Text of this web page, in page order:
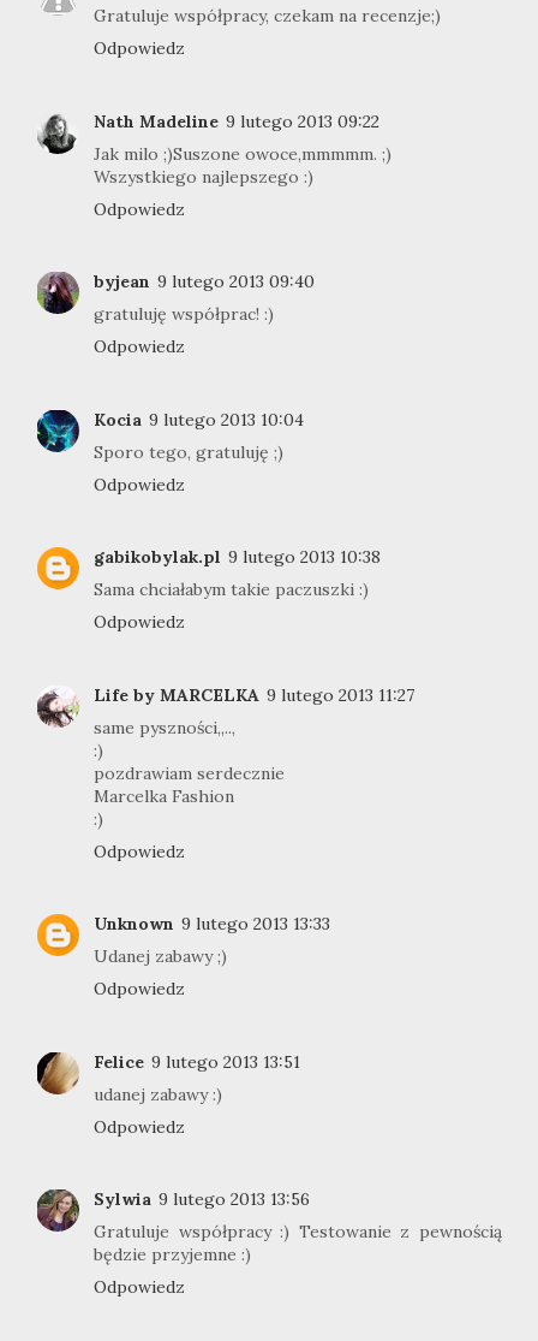
Gratuluje współpracy, czekam na recenzje;)
Odpowiedz
Nath Madeline 9 lutego 2013 09:22
Jak milo ;)Suszone owoce,mmmmm. ;)
Wszystkiego najlepszego :)
Odpowiedz
byjean 9 lutego 2013 09:40
gratuluję współprac! :)
Odpowiedz
Kocia 9 lutego 2013 10:04
Sporo tego, gratuluję ;)
Odpowiedz
gabikobylak.pl 9 lutego 2013 10:38
Sama chciałabym takie paczuszki :)
Odpowiedz
Life by MARCELKA 9 lutego 2013 11:27
same pyszności,,..,
:)
pozdrawiam serdecznie
Marcelka Fashion
:)
Odpowiedz
Unknown 9 lutego 2013 13:33
Udanej zabawy ;)
Odpowiedz
Felice 9 lutego 2013 13:51
udanej zabawy :)
Odpowiedz
Sylwia 9 lutego 2013 13:56
Gratuluje współpracy :) Testowanie z pewnością
będzie przyjemne :)
Odpowiedz